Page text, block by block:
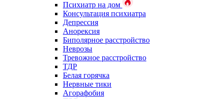
Психиатр на дом
Консультация психиатра
Депрессия
Анорексия
Биполярное расстройство
Неврозы
Тревожное расстройство
ТДР
Белая горячка
Нервные тики
Агорафобия